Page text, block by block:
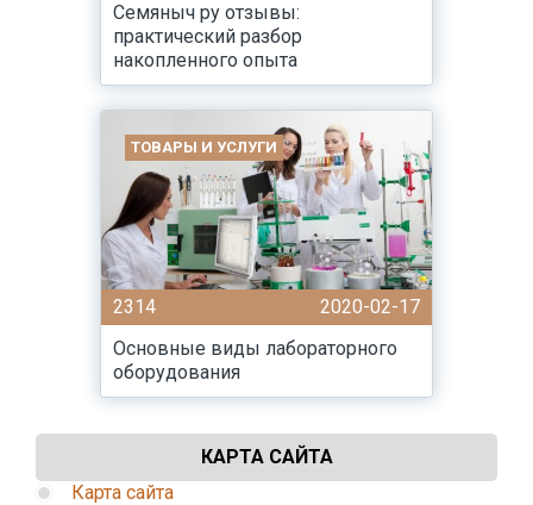
Семяныч ру отзывы:
практический разбор
накопленного опыта
ТОВАРЫ И УСЛУГИ
2314
2020-02-17
Основные виды лабораторного
оборудования
КАРТА САЙТА
Карта сайта